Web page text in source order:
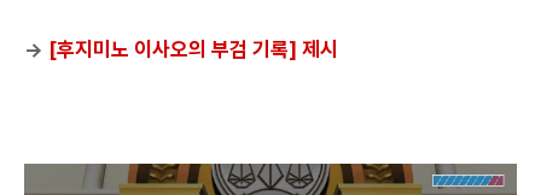
→ [후지미노 이사오의 부검 기록] 제시